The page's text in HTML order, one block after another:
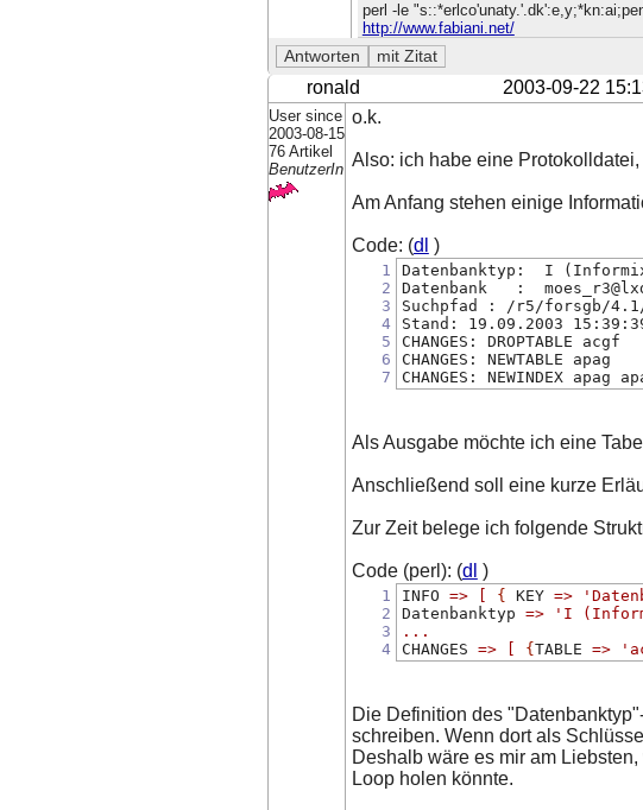
perl -le
http://www.fabiani.net/
ronald 2003-09-22
User since
2003-08-15
76 Artikel
BenutzerIn
o.k.
Also: ich habe eine
Am Anfang stehen einige
Code: (dl )
1
2
3
4
5
6
7
Datenbanktyp:  I
Datenbank   :
Suchpfad : /r5/forsgb/
Stand: 19.09.2003
CHANGES: DROPTABLE acgf
CHANGES: NEWTABLE apag
CHANGES: NEWINDEX apag
Als Ausgabe möchte ich eine
Anschließend soll eine kurze
Zur Zeit belege ich folgende
Code (perl): (dl )
1
2
3
4
INFO => { KEY =>
Datenbanktyp => 'I
...
CHANGES => { TABLE =>
Die Definition des
schreiben. Wenn dort als
Deshalb wäre es mir am
Loop holen könnte.